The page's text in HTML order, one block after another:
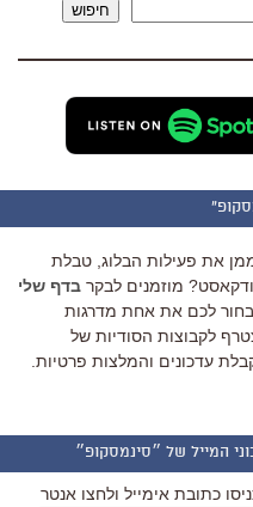
שמע.
חיפוש
את פעילות הבלוג, טבלת
מוזמנים לבקר בדף שלי
לכם את אחת מדרגות
לקבוצות הסודיות של
עדכונים והמלצות פרטיות.
המייל של ״סינמסקופ״
כתובת אימייל ולחצו אנטר